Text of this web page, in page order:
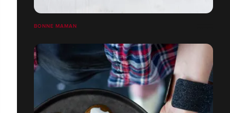
BONNE MAMAN